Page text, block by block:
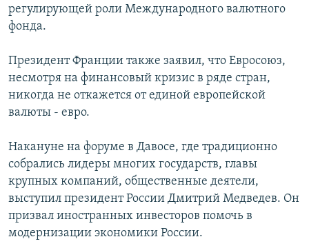
регулирующей роли Международного валютного
фонда.
Президент Франции также заявил, что Евросоюз,
несмотря на финансовый кризис в ряде стран,
никогда не откажется от единой европейской
валюты - евро.
Накануне на форуме в Давосе, где традиционно
собрались лидеры многих государств, главы
крупных компаний, общественные деятели,
выступил президент России Дмитрий Медведев. Он
призвал иностранных инвесторов помочь в
модернизации экономики России.